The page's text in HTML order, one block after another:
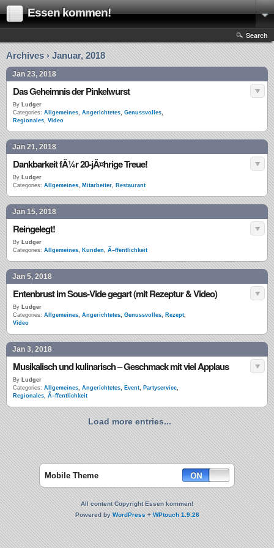
Essen kommen!
Search
Archives › Januar, 2018
Jan 23, 2018
Das Geheimnis der Pinkelwurst
By Ludger
Categories: Allgemeines, Angerichtetes, Genussvolles,
Regionales, Video
Jan 21, 2018
Dankbarkeit fÃ¼r 20-jÃ¤hrige Treue!
By Ludger
Categories: Allgemeines, Mitarbeiter, Restaurant
Jan 15, 2018
Reingelegt!
By Ludger
Categories: Allgemeines, Kunden, Ã–ffentlichkeit
Jan 5, 2018
Entenbrust im Sous-Vide gegart (mit Rezeptur & Video)
By Ludger
Categories: Allgemeines, Angerichtetes, Genussvolles, Rezept,
Video
Jan 3, 2018
Musikalisch und kulinarisch – Geschmack mit viel Applaus
By Ludger
Categories: Allgemeines, Angerichtetes, Event, Partyservice,
Regionales, Ã–ffentlichkeit
Load more entries...
Mobile Theme
All content Copyright Essen kommen!
Powered byWordPress+WPtouch 1.9.26